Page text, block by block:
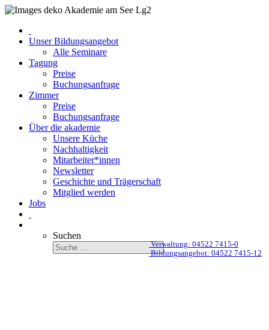
Unser Bildungsangebot
Alle Seminare
Tagung
Preise
Buchungsanfrage
Zimmer
Preise
Buchungsanfrage
Über die akademie
Unsere Küche
Nachhaltigkeit
Mitarbeiter*innen
Newsletter
Geschichte und Trägerschaft
Mitglied werden
Jobs
Suchen
Verwaltung: 04522 7415-0
Bildungsangebot: 04522 7415-12